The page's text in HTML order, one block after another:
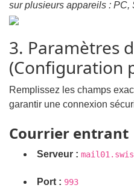
sur plusieurs appareils : PC,
3. Paramètres
(Configuration
Remplissez les champs
garantir une connexion
Courrier entrant
Serveur :
Port : 993